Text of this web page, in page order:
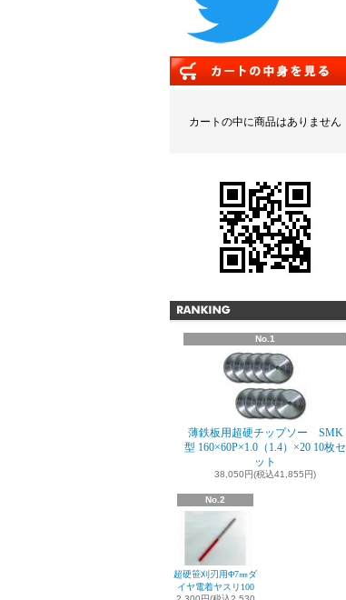
カートの中に商品はありません
No.1
薄鉄板用超硬チップソー SMK
型 160×60P×1.0（1.4）×20 10枚セ
ット
38,050円(税込41,855円)
No.2
超硬笹刈刃用Φ7㎜ダ
イヤ電着ヤスリ100